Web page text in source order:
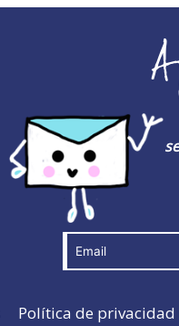
Política de privacidad